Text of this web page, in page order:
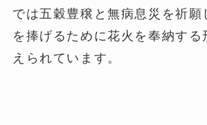
では五穀豊穣と無病息災を祈
を捧げるために花火を奉納す
えられています。